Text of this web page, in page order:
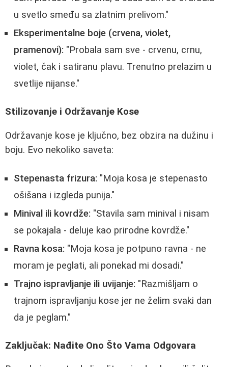
u svetlo smeđu sa zlatnim prelivom."
Eksperimentalne boje (crvena, violet,
pramenovi): "Probala sam sve - crvenu, crnu,
violet, čak i satiranu plavu. Trenutno prelazim u
svetlije nijanse."
Stilizovanje i Održavanje Kose
Održavanje kose je ključno, bez obzira na dužinu i
boju. Evo nekoliko saveta:
Stepenasta frizura: "Moja kosa je stepenasto
ošišana i izgleda punija."
Minival ili kovrdže: "Stavila sam minival i nisam
se pokajala - deluje kao prirodne kovrdže."
Ravna kosa: "Moja kosa je potpuno ravna - ne
moram je peglati, ali ponekad mi dosadi."
Trajno ispravljanje ili uvijanje: "Razmišljam o
trajnom ispravljanju kose jer ne želim svaki dan
da je peglam."
Zaključak: Nađite Ono Što Vama Odgovara